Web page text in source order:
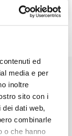
ed
media e per
inoltre
sito con i
dati web,
combinarle
o che hanno